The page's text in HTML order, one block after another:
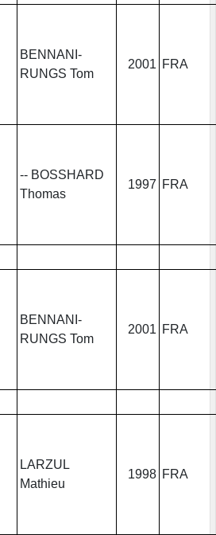
BENNANI-
RUNGS Tom
2001 FRA
-- BOSSHARD
Thomas
1997 FRA
BENNANI-
RUNGS Tom
2001 FRA
LARZUL
Mathieu
1998 FRA